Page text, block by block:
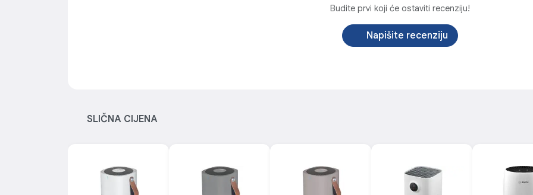
omogućava automatsko uključivanje ili isključivanje
uređaja u vrijeme koje vam najviše odgovara –
idealno za korišćenje tokom noći ili kada niste kod
posebno u sezoni alergija ili za
ljubimcima.
Budite prvi koji će ostaviti recenziju!
Napišite recenziju
SLIČNA CIJENA